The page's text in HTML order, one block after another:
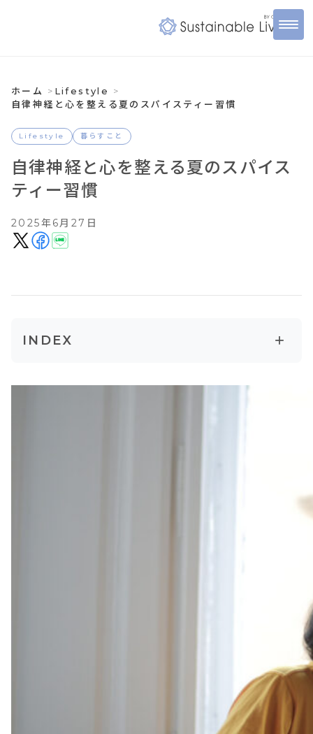
ホーム
Lifestyle
自律神経と心を整える夏のスパイスティー習慣
Lifestyle 暮らすこと
自律神経と心を整える夏のスパイス
ティー習慣
2025年6月27日
INDEX +
に